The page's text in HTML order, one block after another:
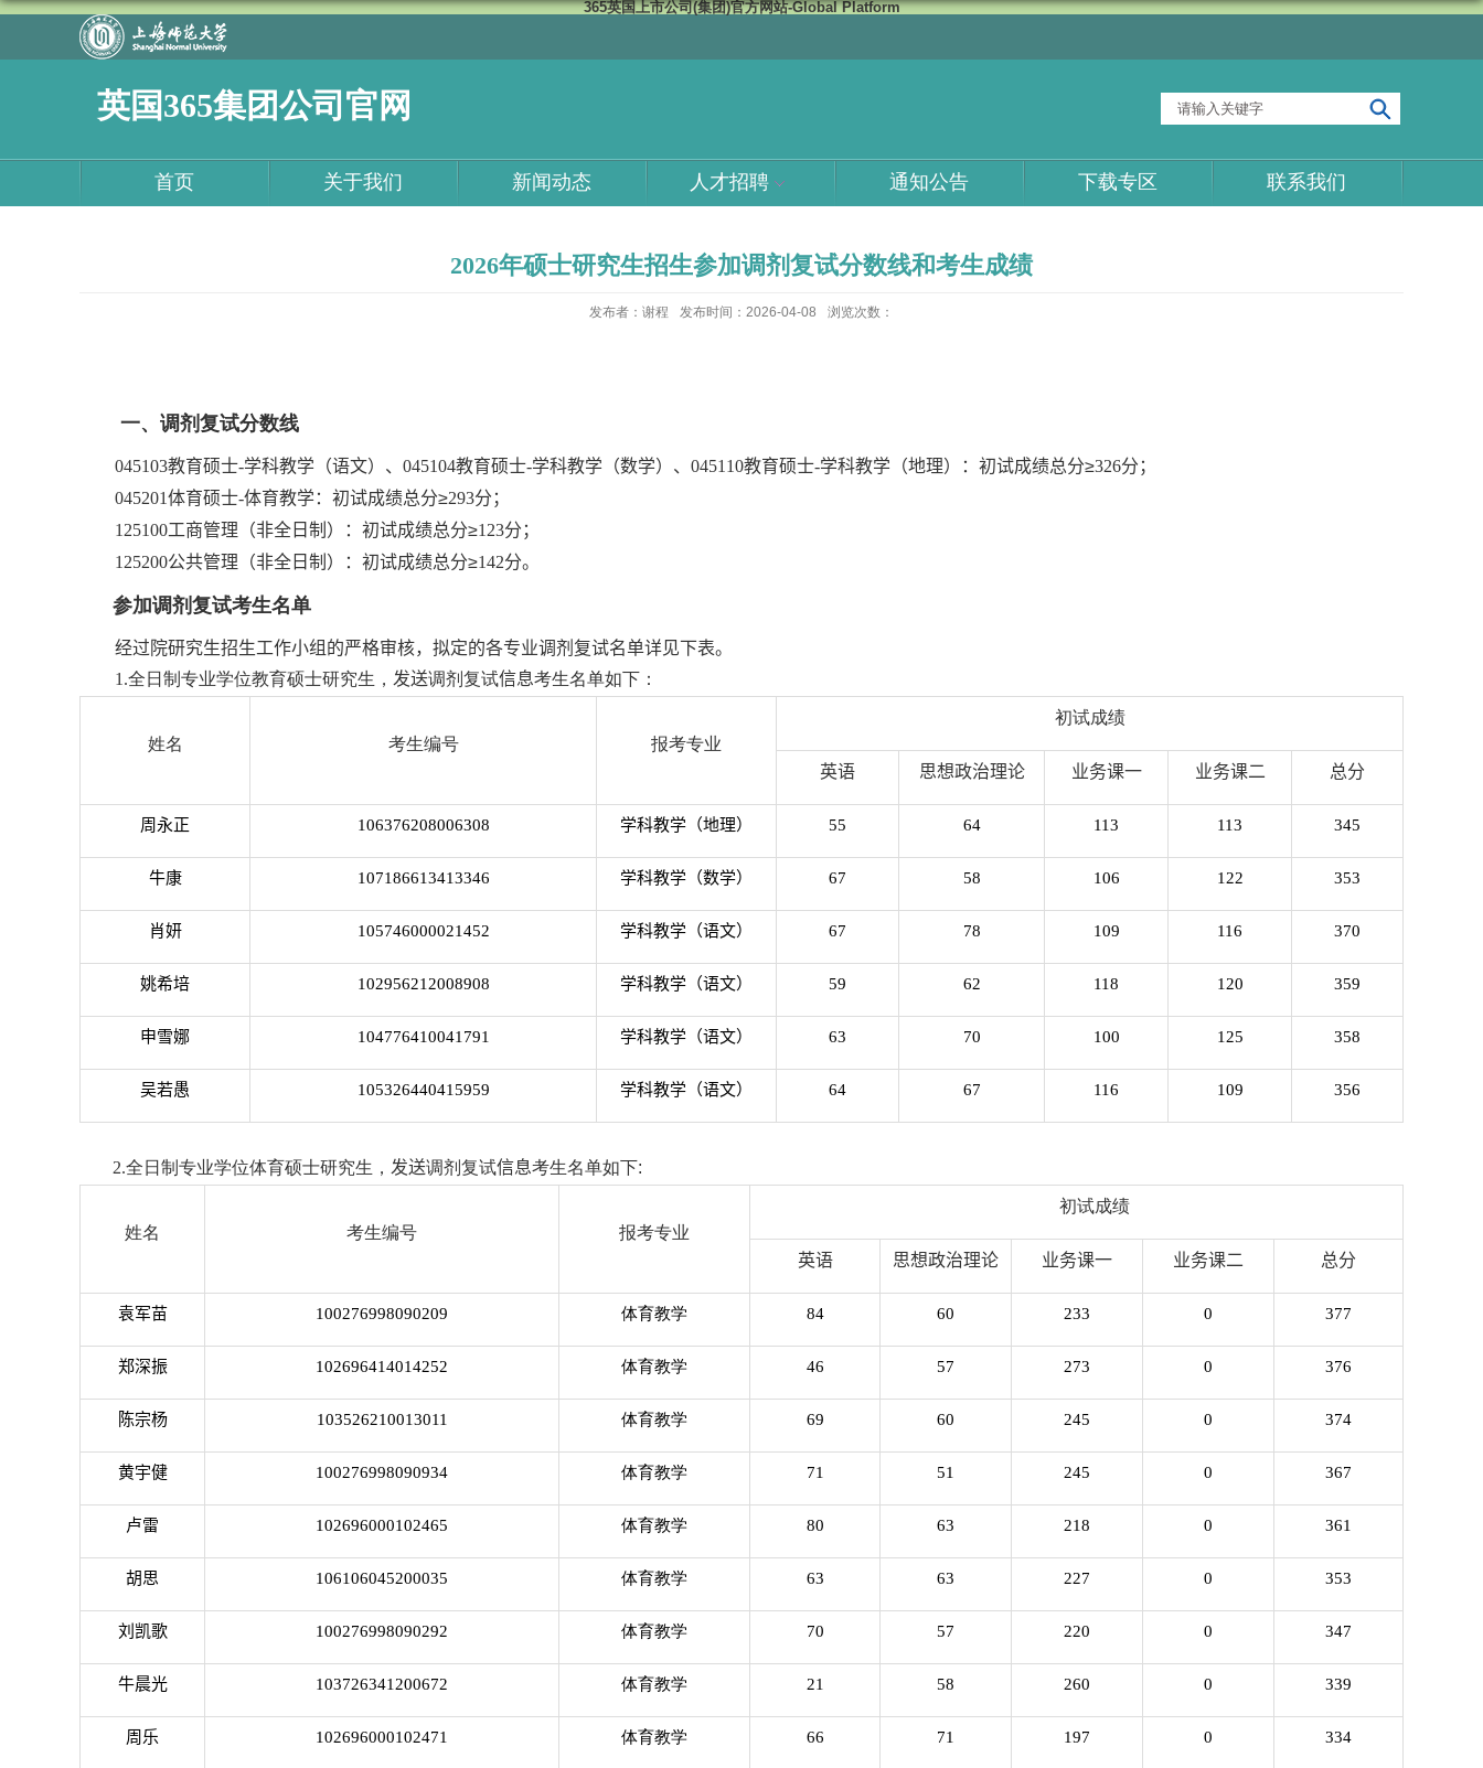
365英国上市公司(集团)官方网站-Global Platform
英国365集团公司官网
首页 关于我们 新闻动态 人才招聘 通知公告 下载专区 联系我们
2026年硕士研究生招生参加调剂复试分数线和考生成绩
发布者：谢程 发布时间：2026-04-08 浏览次数：
一、调剂复试分数线
045103教育硕士-学科教学（语文）、045104教育硕士-学科教学（数学）、045110教育硕士-学科教学（地理）：初试成绩总分≥326分；
045201体育硕士-体育教学：初试成绩总分≥293分；
125100工商管理（非全日制）：初试成绩总分≥123分；
125200公共管理（非全日制）：初试成绩总分≥142分。
参加调剂复试考生名单
经过院研究生招生工作小组的严格审核，拟定的各专业调剂复试名单详见下表。
1.全日制专业学位教育硕士研究生， 发送调剂复试信息考生名单如下：
姓名 考生编号 报考专业
初试成绩
英语 思想政治理论 业务课一 业务课二 总分
周永正 106376208006308 学科教学（地理） 55 64 113 113 345
牛康 107186613413346 学科教学（数学） 67 58 106 122 353
肖妍 105746000021452 学科教学（语文） 67 78 109 116 370
姚希培 102956212008908 学科教学（语文） 59 62 118 120 359
申雪娜 104776410041791 学科教学（语文） 63 70 100 125 358
吴若愚 105326440415959 学科教学（语文） 64 67 116 109 356
2.全日制专业学位体育硕士研究生， 发送调剂复试信息考生名单如下:
姓名 考生编号 报考专业
初试成绩
英语 思想政治理论 业务课一 业务课二 总分
袁军苗 100276998090209 体育教学 84 60 233 0 377
郑深振 102696414014252 体育教学 46 57 273 0 376
陈宗杨 103526210013011 体育教学 69 60 245 0 374
黄宇健 100276998090934 体育教学 71 51 245 0 367
卢雷 102696000102465 体育教学 80 63 218 0 361
胡思 106106045200035 体育教学 63 63 227 0 353
刘凯歌 100276998090292 体育教学 70 57 220 0 347
牛晨光 103726341200672 体育教学 21 58 260 0 339
周乐 102696000102471 体育教学 66 71 197 0 334